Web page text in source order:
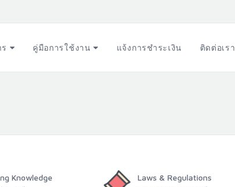
คู่มือการใช้งาน แจ้งการชำระเงิน ติดต่อเรา
Knowledge Laws & Regulations